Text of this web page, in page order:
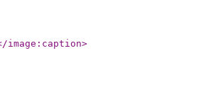
image:caption>